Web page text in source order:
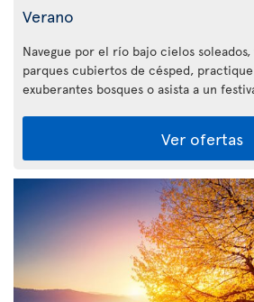
Verano
Navegue por el río bajo cielos
parques cubiertos de césped,
exuberantes bosques o asista a un
Ver ofertas